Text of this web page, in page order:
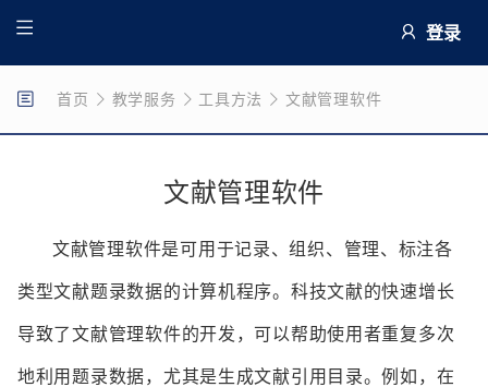
登录
首页 教学服务 工具方法 文献管理软件
文献管理软件
文献管理软件是可用于记录、组织、管理、标注各
类型文献题录数据的计算机程序。科技文献的快速增长
导致了文献管理软件的开发，可以帮助使用者重复多次
地利用题录数据，尤其是生成文献引用目录。例如，在